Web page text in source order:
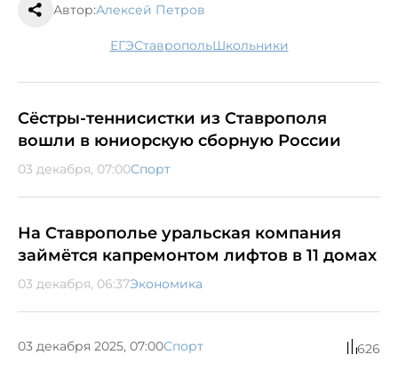
Автор:Алексей Петров
ЕГЭ Ставрополь школьники
Сёстры-теннисистки из Ставрополя
вошли в юниорскую сборную России
03 декабря, 07:00Спорт
На Ставрополье уральская компания
займётся капремонтом лифтов в 11 домах
03 декабря, 06:37Экономика
03 декабря 2025, 07:00Спорт 626